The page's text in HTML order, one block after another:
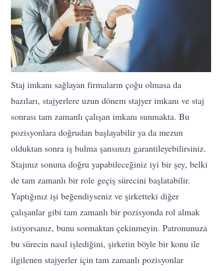
Staj imkanı sağlayan firmaların çoğu olmasa da
bazıları, stajyerlere uzun dönem stajyer imkanı ve staj
sonrası tam zamanlı çalışan imkanı sunmakta. Bu
pozisyonlara doğrudan başlayabilir ya da mezun
olduktan sonra iş bulma şansınızı garantileyebilirsiniz.
Stajınız sonuna doğru yapabileceğiniz iyi bir şey, belki
de tam zamanlı bir role geçiş sürecini başlatabilir.
Yaptığınız işi beğendiyseniz ve şirketteki diğer
çalışanlar gibi tam zamanlı bir pozisyonda rol almak
istiyorsanız, bunu sormaktan çekinmeyin. Patronunuza
bu sürecin nasıl işlediğini, şirketin böyle bir konu ile
ilgilenen stajyerler için tam zamanlı pozisyonlar